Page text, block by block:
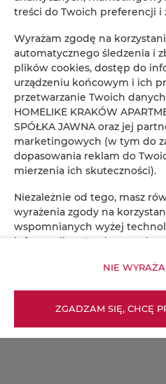
Wielopole 30,
Reservations
Regulamin
treści do Twoich preferencji i
Wyrażam zgodę na
automatycznego śledzenia i
plików cookies, dostęp do
urządzeniu końcowym i ich
przetwarzanie Twoich
HOMELIKE KRAKÓW
SPÓŁKA JAWNA oraz jej
marketingowych (w tym do
dopasowania reklam do
mierzenia ich skuteczności).
Niezależnie od tego, masz
wyrażenia zgody na
wspomnianych wyżej
informacji na Twoim
osobowych przez firmę
zautomatyzowanego
zainteresowań i mierzenia
NIE
ZGADZAM SIĘ, CHCĘ